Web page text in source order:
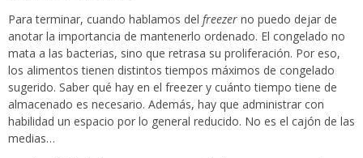
Para terminar, cuando hablamos del freezer no puedo dejar de
anotar la importancia de mantenerlo ordenado. El congelado no
mata a las bacterias, sino que retrasa su proliferación. Por eso,
los alimentos tienen distintos tiempos máximos de congelado
sugerido. Saber qué hay en el freezer y cuánto tiempo tiene de
almacenado es necesario. Además, hay que administrar con
habilidad un espacio por lo general reducido. No es el cajón de las
medias…